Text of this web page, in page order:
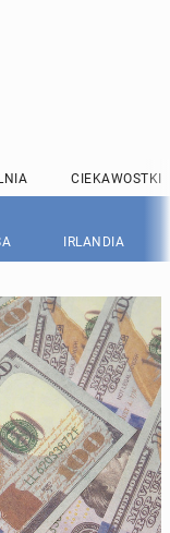
CIEKAWOSTKI
IRLANDIA